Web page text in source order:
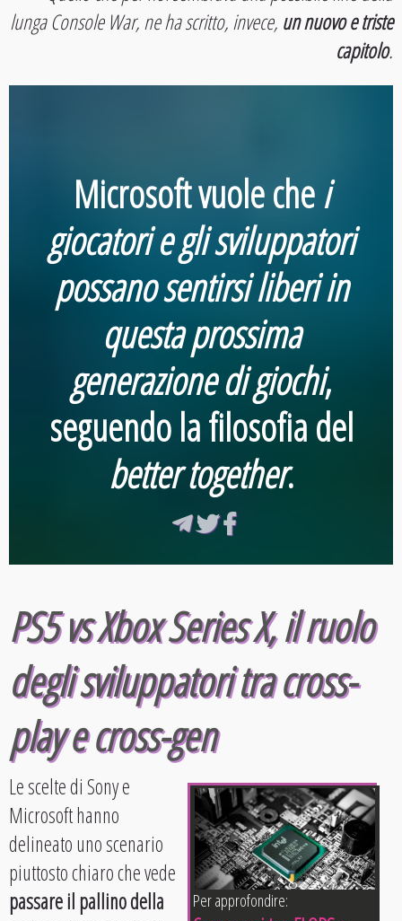
lunga Console War, ne ha scritto, invece, un nuovo e triste
capitolo.
Microsoft vuole chei
giocatori e gli sviluppatori
possano sentirsi liberi in
questa prossima
generazione di giochi,
seguendo la filosofia del
better together.
PS5 vs Xbox Series X, il ruolo
degli sviluppatori tra cross-
play e cross-gen
Per approfondire:
Le scelte di Sony e
Microsoft hanno
delineato uno scenario
piuttosto chiaro che vede
passare il pallino della